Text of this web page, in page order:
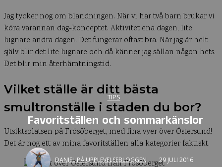
TIPS
Favoritställen och sommarkänslor
DANIEL PÅ UPPLEVELSEBLOGGEN 29 JULI 2016
Jag tycker nog om blandningen. När vi har två barn brukar vi
köra varannan dag-konceptet. Aktivitet ena dagen, lite
lugnare andra dagen. Det fungerar oftast bra. När jag är helt
själv blir det lite lugnare och då känner jag sällan någon hets.
Det blir min återhämtningstid.
Vilket ställe är ditt bästa
smultronställe i staden du bor?
Utsiktsplatsen på Frösöberget, med fina vyer över Östersund!
Det är nog ett av mina favoritställen alla kategorier faktiskt.